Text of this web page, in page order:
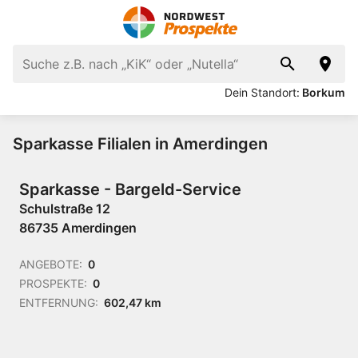
Dein Standort: Borkum
Sparkasse Filialen in Amerdingen
Sparkasse - Bargeld-Service
Schulstraße 12
86735 Amerdingen
ANGEBOTE: 0
PROSPEKTE: 0
ENTFERNUNG: 602,47 km